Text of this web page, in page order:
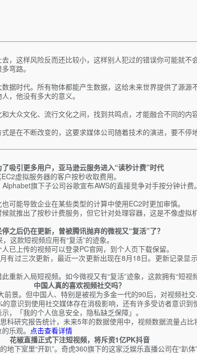
，这样风险反而还比较小，这样别人犯过的错误你可能就
弯路。
据时代。所有物体都能产生数据，这给未来世界提供了源
，他没有多大的意义。
众文化、流行文化之间，找到共鸣点，才能融合不同的内
在不断改变的，这要求媒体公司随着技术的演进，要不停
了吸引更多用户，亚马逊云服务进入“读秒计费”时代
虚拟服务器的客户按秒收取费用。
旗下子公司谷歌宣布AWS的直接竞争对手按分钟计
可能导致企业在某些类型的计算中使用EC2时更加审慎。
推出了按秒计费服务，但它针对处理容器，这是不像虚拟
停之后仍在更新，曾被腾讯抛弃的微视又“复活”了？
这款短视频应用有“复活”的迹象。
已上传的视频可以登录PC官网，到个人页下载保留。
过三次更新，最近一次更新出现在8月18日。更新记录
新入局短视频。如今微视又有“复活”迹象，这款拥有“短视
中国人真的喜欢视频社交吗？
景。但中国人、特别是被视为多金一代的90后，对视频社
意识到使用社交媒体存在消极影响，还有许多受访者意识
，「我的个人信息安全，隐私缺乏保障」。
研究报告统计，未来5年的数据使用中，视频数据流量占比
乐观。 点击查看详情
花椒直播正式下注短视频，将斥资1亿PK抖音
下室里“开趴”。奇虎360旗下的这家泛娱乐直播公司在“趴